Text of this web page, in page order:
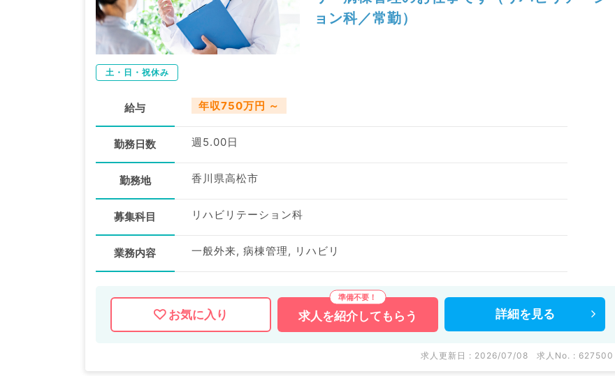
ョン科／常勤）
土・日・祝休み
給与 年収750万円 ～
勤務日数 週5.00日
勤務地 香川県高松市
募集科目 リハビリテーション科
業務内容 一般外来, 病棟管理, リハビリ
お気に入り 求人を紹介してもらう 詳細を 見る
求人更新日 : 2026/07/08 求人No. : 627500